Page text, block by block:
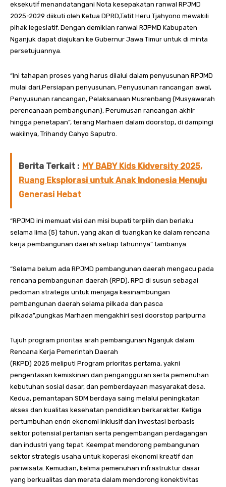
eksekutif menandatangani Nota kesepakatan ranwal RPJMD
2025-2029 diikuti oleh Ketua DPRD,Tatit Heru Tjahyono mewakili
pihak legeslatif. Dengan demikian ranwal RJPMD Kabupaten
Nganjuk dapat diajukan ke Gubernur Jawa Timur untuk di minta
persetujuannya.
“Ini tahapan proses yang harus dilalui dalam penyusunan RPJMD
mulai dari,Persiapan penyusunan, Penyusunan rancangan awal,
Penyusunan rancangan, Pelaksanaan Musrenbang (Musyawarah
perencanaan pembangunan), Perumusan rancangan akhir
hingga penetapan”, terang Marhaen dalam doorstop, di dampingi
wakilnya, Trihandy Cahyo Saputro.
Berita Terkait : MY BABY Kids Kidversity 2025,
Ruang Eksplorasi untuk Anak Indonesia Menuju
Generasi Hebat
“RPJMD ini memuat visi dan misi bupati terpilih dan berlaku
selama lima (5) tahun, yang akan di tuangkan ke dalam rencana
kerja pembangunan daerah setiap tahunnya” tambanya.
“Selama belum ada RPJMD pembangunan daerah mengacu pada
rencana pembangunan daerah (RPD), RPD di susun sebagai
pedoman strategis untuk menjaga kesinambungan
pembangunan daerah selama pilkada dan pasca
pilkada”,pungkas Marhaen mengakhiri sesi doorstop paripurna
Tujuh program prioritas arah pembangunan Nganjuk dalam
Rencana Kerja Pemerintah Daerah
(RKPD) 2025 meliputi Program prioritas pertama, yakni
pengentasan kemiskinan dan pengangguran serta pemenuhan
kebutuhan sosial dasar, dan pemberdayaan masyarakat desa.
Kedua, pemantapan SDM berdaya saing melalui peningkatan
akses dan kualitas kesehatan pendidikan berkarakter. Ketiga
pertumbuhan endn ekonomi inklusif dan investasi berbasis
sektor potensial pertanian serta pengembangan perdagangan
dan industri yang tepat. Keempat mendorong pembangunan
sektor strategis usaha untuk koperasi ekonomi kreatif dan
pariwisata. Kemudian, kelima pemenuhan infrastruktur dasar
yang berkualitas dan merata dalam mendorong konektivitas